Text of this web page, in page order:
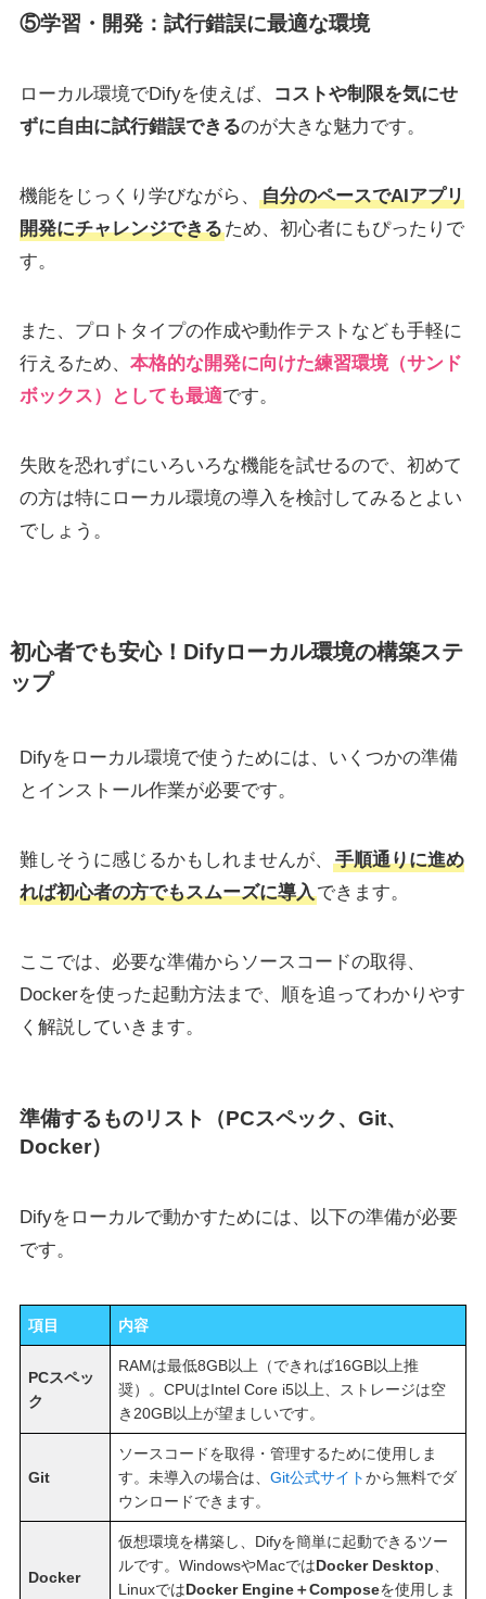
⑤学習・開発：試行錯誤に最適な環境
ローカル環境でDifyを使えば、
コストや制限を気にせ
ずに自由に試行錯誤できるのが大きな魅力です。
機能をじっくり学びながら、
自分のペースでAIアプリ
開発にチャレンジできるため、初心者にもぴったりで
す。
また、プロトタイプの作成や動作テストなども手軽に
行えるため、 本格的な開発に向けた練習環境（サンド
ボックス）としても最適です。
失敗を恐れずにいろいろな機能を試せるので、初めて
の方は特にローカル環境の導入を検討してみるとよい
でしょう。
初心者でも安心！Difyローカル環境の構築ステ
ップ
Difyをローカル環境で使うためには、いくつかの準備
とインストール作業が必要です。
難しそうに感じるかもしれませんが、
手順通りに進め
れば初心者の方でもスムーズに導入できます。
ここでは、必要な準備からソースコードの取得、
Dockerを使った起動方法まで、順を追ってわかりやす
く解説していきます。
準備するものリスト（PCスペック、Git、
Docker）
Difyをローカルで動かすためには、以下の準備が必要
です。
項目 内容
PCスペッ
ク
RAMは最低8GB以上（できれば16GB以上推
奨）。CPUはIntel Core i5以上、ストレージは空
き20GB以上が望ましいです。
Git
ソースコードを取得・管理するために使用しま
す。未導入の場合は、 Git公式サイトから無料でダ
ウンロードできます。
Docker
仮想環境を構築し、Difyを簡単に起動できるツー
ルです。WindowsやMacではDocker Desktop
LinuxではDocker Engine＋Composeを使用しま